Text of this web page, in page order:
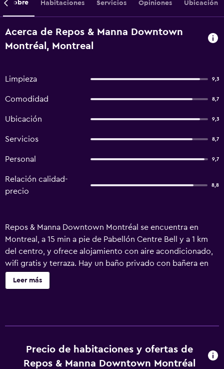
Sobre Habitaciones Servicios Opiniones Ubicación
Acerca de Repos & Manna Downtown
Montréal, Montreal
Limpieza 9,3
Comodidad 8,7
Ubicación 9,3
Servicios 8,7
Personal 9,7
Relación calidad-
precio
8,8
Repos & Manna Downtown Montréal se encuentra en
Montreal, a 15 min a pie de Pabellón Centre Bell y a 1 km
del centro, y ofrece alojamiento con aire acondicionado,
wifi gratis y terraza. Hay un baño privado con bañera en
algunas unidades, además de artículos de aseo gratuitos,
secador de pelo y zapatillas. En el alojamiento se puede
(Aeropuerto de Montréal/Saint-Hubert) está a 14 km.
Leer más
Precio de habitaciones y ofertas de
Repos & Manna Downtown Montréal